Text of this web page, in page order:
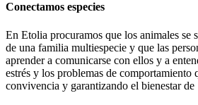
Conectamos especies
En Etolia procuramos que los animales se
de una familia multiespecie y que las
aprender a comunicarse con ellos y a
estrés y los problemas de comportamiento
convivencia y garantizando el bienestar de